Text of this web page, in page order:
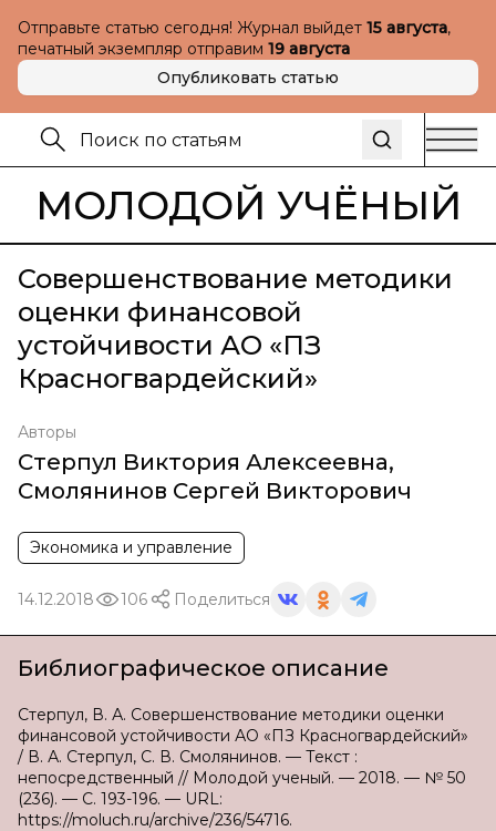
Отправьте статью сегодня! Журнал выйдет 15 августа,
печатный экземпляр отправим 19 августа
Опубликовать статью
МОЛОДОЙ УЧЁНЫЙ
Совершенствование методики
оценки финансовой
устойчивости АО «ПЗ
Красногвардейский»
Авторы
Стерпул Виктория Алексеевна,
Смолянинов Сергей Викторович
Экономика и управление
14.12.2018 106 Поделиться
Библиографическое описание
Стерпул, В. А. Совершенствование методики оценки
финансовой устойчивости АО «ПЗ Красногвардейский»
/ В. А. Стерпул, С. В. Смолянинов. — Текст :
непосредственный // Молодой ученый. — 2018. — № 50
(236). — С. 193-196. — URL:
https://moluch.ru/archive/236/54716.